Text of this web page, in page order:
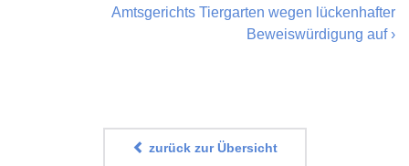
Amtsgerichts Tiergarten wegen lückenhafter
Beweiswürdigung auf›
zurück zur Übersicht